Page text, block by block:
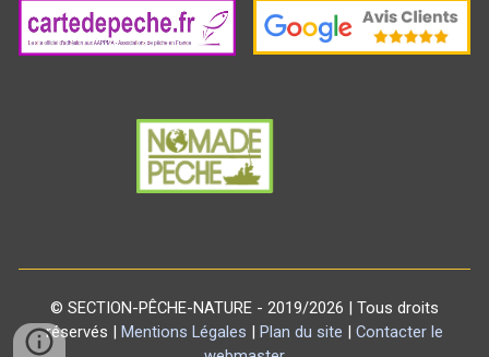
© SECTION-PÊCHE-NATURE - 2019/2026 | Tous droits
réservés | Mentions Légales | Plan du site | Contacter le